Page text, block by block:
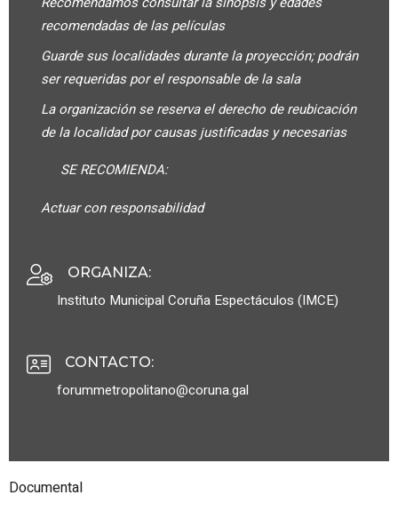
recomendadas de las películas
Guarde sus localidades durante la proyección; podrán
ser requeridas por el responsable de la sala
La organización se reserva el derecho de reubicación
de la localidad por causas justificadas y necesarias
SE RECOMIENDA:
Actuar con responsabilidad
ORGANIZA:
Instituto Municipal Coruña Espectáculos (IMCE)
CONTACTO:
forummetropolitano@coruna.gal
Documental